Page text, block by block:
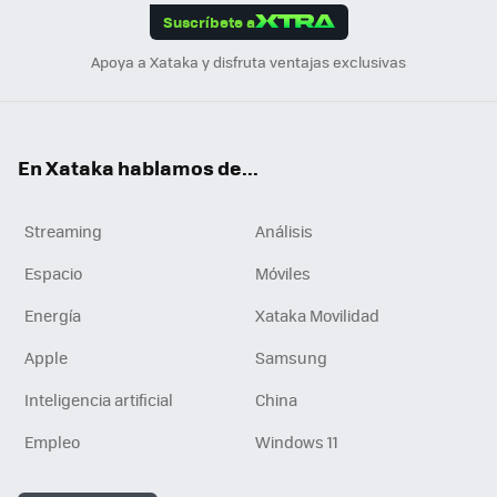
Suscríbete a
Apoya a Xataka y disfruta ventajas exclusivas
En Xataka hablamos de...
Streaming
Análisis
Espacio
Móviles
Energía
Xataka Movilidad
Apple
Samsung
Inteligencia artificial
China
Empleo
Windows 11